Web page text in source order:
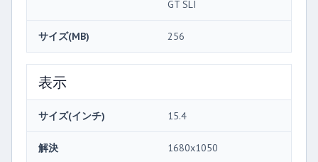
GT SLI
サイズ(MB) 256
表示
サイズ(インチ) 15.4
解決 1680x1050